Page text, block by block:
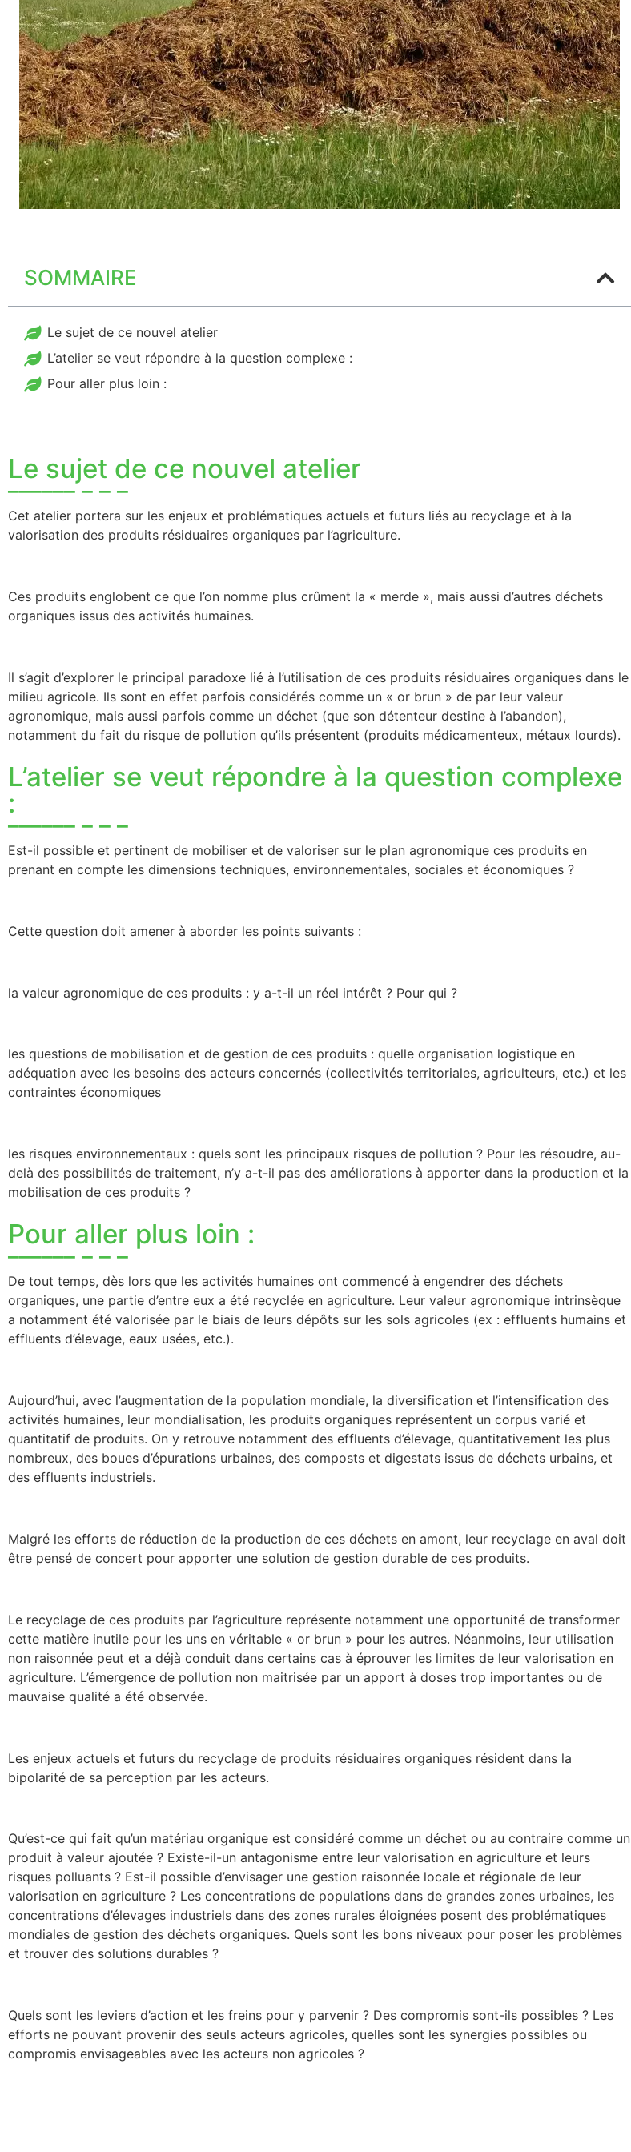
SOMMAIRE
Le sujet de ce nouvel atelier
L’atelier se veut répondre à la question complexe :
Pour aller plus loin :
Le sujet de ce nouvel atelier
Cet atelier portera sur les enjeux et problématiques actuels et futurs liés au recyclage et à la
valorisation des produits résiduaires organiques par l’agriculture.
Ces produits englobent ce que l’on nomme plus crûment la « merde », mais aussi d’autres déchets
organiques issus des activités humaines.
Il s’agit d’explorer le principal paradoxe lié à l’utilisation de ces produits résiduaires organiques dans le
milieu agricole. Ils sont en effet parfois considérés comme un « or brun » de par leur valeur
agronomique, mais aussi parfois comme un déchet (que son détenteur destine à l’abandon),
notamment du fait du risque de pollution qu’ils présentent (produits médicamenteux, métaux lourds).
L’atelier se veut répondre à la question complexe
:
Est-il possible et pertinent de mobiliser et de valoriser sur le plan agronomique ces produits en
prenant en compte les dimensions techniques, environnementales, sociales et économiques ?
Cette question doit amener à aborder les points suivants :
la valeur agronomique de ces produits : y a-t-il un réel intérêt ? Pour qui ?
les questions de mobilisation et de gestion de ces produits : quelle organisation logistique en
adéquation avec les besoins des acteurs concernés (collectivités territoriales, agriculteurs, etc.) et les
contraintes économiques
les risques environnementaux : quels sont les principaux risques de pollution ? Pour les résoudre, au-
delà des possibilités de traitement, n’y a-t-il pas des améliorations à apporter dans la production et la
mobilisation de ces produits ?
Pour aller plus loin :
De tout temps, dès lors que les activités humaines ont commencé à engendrer des déchets
organiques, une partie d’entre eux a été recyclée en agriculture. Leur valeur agronomique intrinsèque
a notamment été valorisée par le biais de leurs dépôts sur les sols agricoles (ex : effluents humains et
effluents d’élevage, eaux usées, etc.).
Aujourd’hui, avec l’augmentation de la population mondiale, la diversification et l’intensification des
activités humaines, leur mondialisation, les produits organiques représentent un corpus varié et
quantitatif de produits. On y retrouve notamment des effluents d’élevage, quantitativement les plus
nombreux, des boues d’épurations urbaines, des composts et digestats issus de déchets urbains, et
des effluents industriels.
Malgré les efforts de réduction de la production de ces déchets en amont, leur recyclage en aval doit
être pensé de concert pour apporter une solution de gestion durable de ces produits.
Le recyclage de ces produits par l’agriculture représente notamment une opportunité de transformer
cette matière inutile pour les uns en véritable « or brun » pour les autres. Néanmoins, leur utilisation
non raisonnée peut et a déjà conduit dans certains cas à éprouver les limites de leur valorisation en
agriculture. L’émergence de pollution non maitrisée par un apport à doses trop importantes ou de
mauvaise qualité a été observée.
Les enjeux actuels et futurs du recyclage de produits résiduaires organiques résident dans la
bipolarité de sa perception par les acteurs.
Qu’est-ce qui fait qu’un matériau organique est considéré comme un déchet ou au contraire comme un
produit à valeur ajoutée ? Existe-il-un antagonisme entre leur valorisation en agriculture et leurs
risques polluants ? Est-il possible d’envisager une gestion raisonnée locale et régionale de leur
valorisation en agriculture ? Les concentrations de populations dans de grandes zones urbaines, les
concentrations d’élevages industriels dans des zones rurales éloignées posent des problématiques
mondiales de gestion des déchets organiques. Quels sont les bons niveaux pour poser les problèmes
et trouver des solutions durables ?
Quels sont les leviers d’action et les freins pour y parvenir ? Des compromis sont-ils possibles ? Les
efforts ne pouvant provenir des seuls acteurs agricoles, quelles sont les synergies possibles ou
compromis envisageables avec les acteurs non agricoles ?